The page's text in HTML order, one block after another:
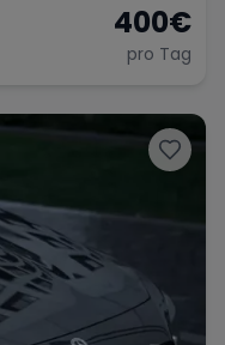
400€
pro Tag